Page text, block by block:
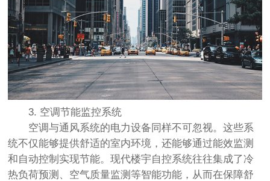
3. 空调节能监控系统
空调与通风系统的电力设备同样不可忽视。这些系
统不仅能够提供舒适的室内环境，还能够通过能效监测
和自动控制实现节能。现代楼宇自控系统往往集成了冷
热负荷预测、空气质量监测等智能功能，从而在保障舒